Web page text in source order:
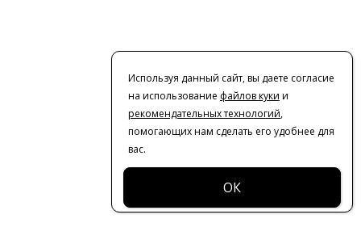
Используя данный сайт, вы даете согласие
на использование файлов куки и
рекомендательных технологий,
помогающих нам сделать его удобнее для
вас.